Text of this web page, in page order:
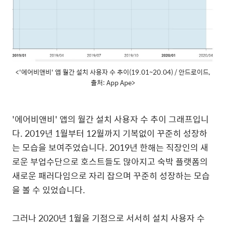
<'에어비앤비' 앱 월간 설치 사용자 수 추이(19.01~20.04) / 안드로이드,
출처: App Ape>
'에어비앤비' 앱의 월간 설치 사용자수 추이 그래프입니
다. 2019년 1월부터 12월까지 기복없이 꾸준히 성장하
는 모습을 보여주었습니다. 2019년 한해는 직장인의 새
로운부업수단으로 호스트들도 많아지고 숙박플랫폼의
새로운패러다임으로 자리 잡으며 꾸준히 성장하는 모습
을볼 수 있었습니다.
그러나 2020년 1월을 기점으로 서서히 설치 사용자수